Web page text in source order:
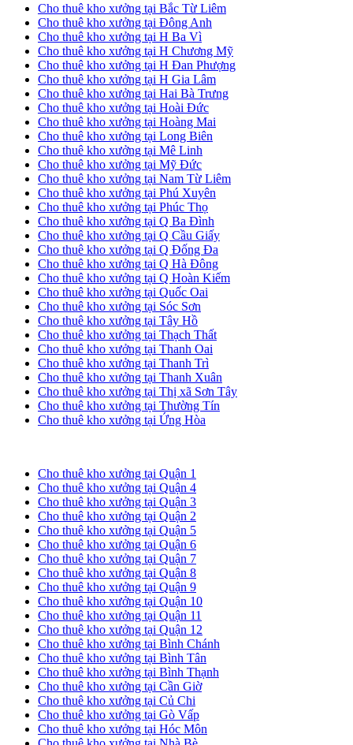
Cho thuê kho xưởng tại Bắc Từ Liêm
Cho thuê kho xưởng tại Đông Anh
Cho thuê kho xưởng tại H Ba Vì
Cho thuê kho xưởng tại H Chương Mỹ
Cho thuê kho xưởng tại H Đan Phượng
Cho thuê kho xưởng tại H Gia Lâm
Cho thuê kho xưởng tại Hai Bà Trưng
Cho thuê kho xưởng tại Hoài Đức
Cho thuê kho xưởng tại Hoàng Mai
Cho thuê kho xưởng tại Long Biên
Cho thuê kho xưởng tại Mê Linh
Cho thuê kho xưởng tại Mỹ Đức
Cho thuê kho xưởng tại Nam Từ Liêm
Cho thuê kho xưởng tại Phú Xuyên
Cho thuê kho xưởng tại Phúc Thọ
Cho thuê kho xưởng tại Q Ba Đình
Cho thuê kho xưởng tại Q Cầu Giấy
Cho thuê kho xưởng tại Q Đống Đa
Cho thuê kho xưởng tại Q Hà Đông
Cho thuê kho xưởng tại Q Hoàn Kiếm
Cho thuê kho xưởng tại Quốc Oai
Cho thuê kho xưởng tại Sóc Sơn
Cho thuê kho xưởng tại Tây Hồ
Cho thuê kho xưởng tại Thạch Thất
Cho thuê kho xưởng tại Thanh Oai
Cho thuê kho xưởng tại Thanh Trì
Cho thuê kho xưởng tại Thanh Xuân
Cho thuê kho xưởng tại Thị xã Sơn Tây
Cho thuê kho xưởng tại Thường Tín
Cho thuê kho xưởng tại Ứng Hòa
Cho thuê kho xưởng tại Quận 1
Cho thuê kho xưởng tại Quận 4
Cho thuê kho xưởng tại Quận 3
Cho thuê kho xưởng tại Quận 2
Cho thuê kho xưởng tại Quận 5
Cho thuê kho xưởng tại Quận 6
Cho thuê kho xưởng tại Quận 7
Cho thuê kho xưởng tại Quận 8
Cho thuê kho xưởng tại Quận 9
Cho thuê kho xưởng tại Quận 10
Cho thuê kho xưởng tại Quận 11
Cho thuê kho xưởng tại Quận 12
Cho thuê kho xưởng tại Bình Chánh
Cho thuê kho xưởng tại Bình Tân
Cho thuê kho xưởng tại Bình Thạnh
Cho thuê kho xưởng tại Cần Giờ
Cho thuê kho xưởng tại Củ Chi
Cho thuê kho xưởng tại Gò Vấp
Cho thuê kho xưởng tại Hóc Môn